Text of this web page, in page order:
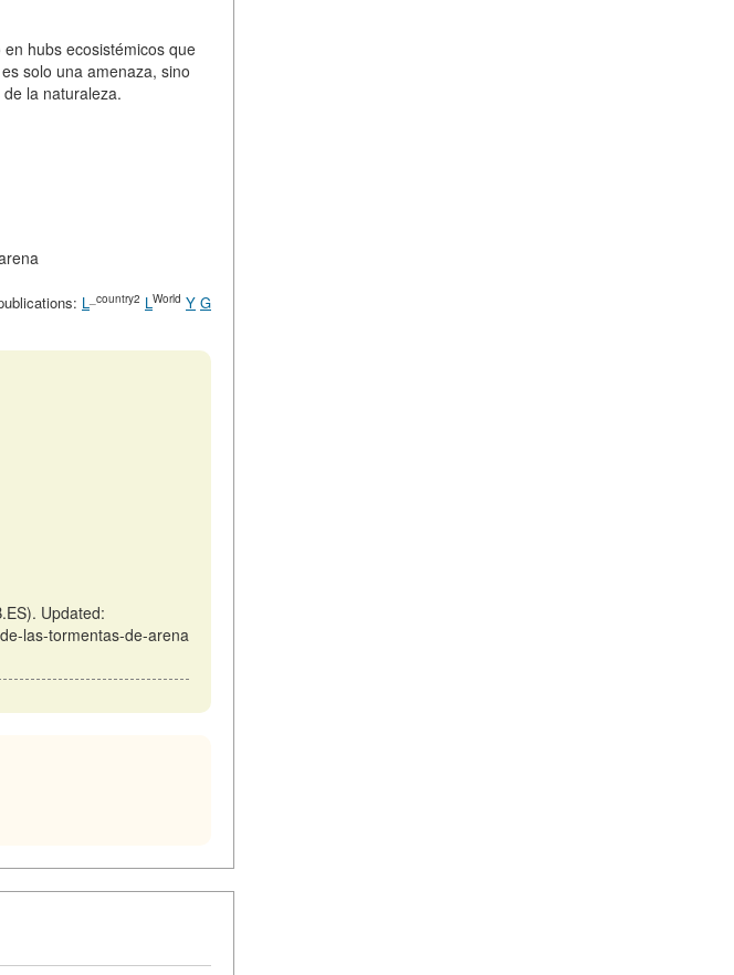
hubs ecosistémicos que
solo una amenaza, sino
la naturaleza.
L _country2 LWorld Y G
Updated:
las-tormentas-de-arena